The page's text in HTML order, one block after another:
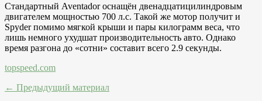
Стандартный Aventador оснащён двенадцатицилиндровым
двигателем мощностью 700 л.с. Такой же мотор получит и
Spyder помимо мягкой крыши и пары килограмм веса, что
лишь немного ухудшат производительность авто. Однако
время разгона до «сотни» составит всего 2.9 секунды.
topspeed.com
← Предыдущий материал